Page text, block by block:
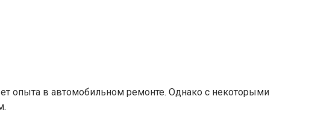
опыта в автомобильном ремонте. Однако с некоторыми